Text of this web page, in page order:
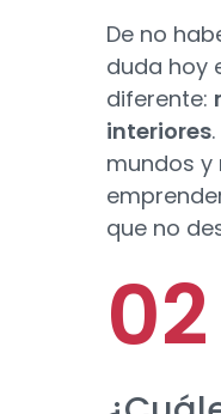
De no
duda hoy
diferente:
interiores
mundos y
que no